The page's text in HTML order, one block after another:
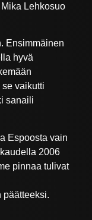
Lehkosuo
Ensimmäinen
hyvä
vaikutti
sanaili
Espoosta vain
2006
pinnaa tulivat